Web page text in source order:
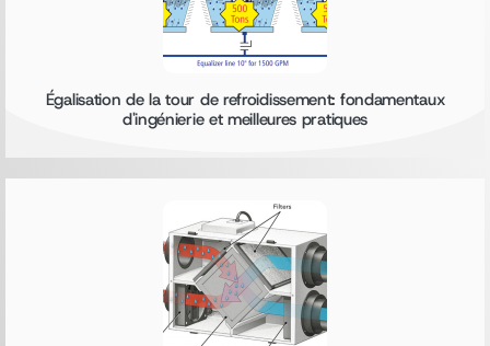
Égalisation de la tour de refroidissement: fondamentaux
d'ingénierie et meilleures pratiques